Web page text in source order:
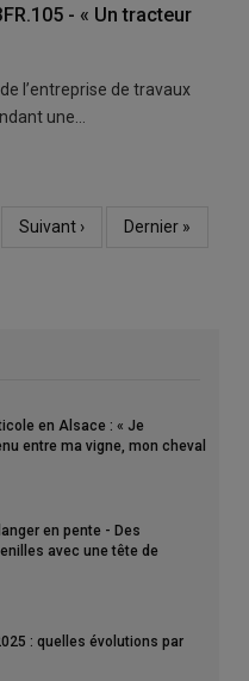
- « Un tracteur
l’entreprise de travaux
une…
Page
Suivant ›
Dernière
Dernier »
en Alsace : « Je
entre ma vigne, mon cheval
en pente - Des
avec une tête de
: quelles évolutions par